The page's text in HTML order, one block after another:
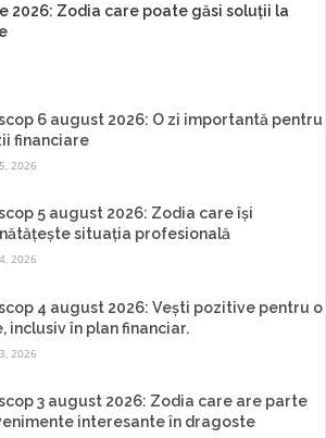
2026: Zodia care poate găsi soluții la
6 august 2026: O zi importantă pentru
financiare
2026
5 august 2026: Zodia care își
situația profesională
2026
4 august 2026: Vești pozitive pentru o
inclusiv în plan financiar.
2026
3 august 2026: Zodia care are parte
interesante în dragoste